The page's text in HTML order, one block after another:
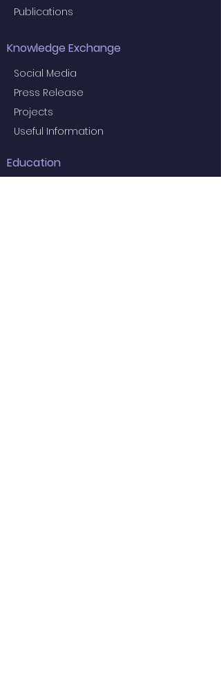
Publications
Knowledge Exchange
Social Media
Press Release
Projects
Useful Information
Education